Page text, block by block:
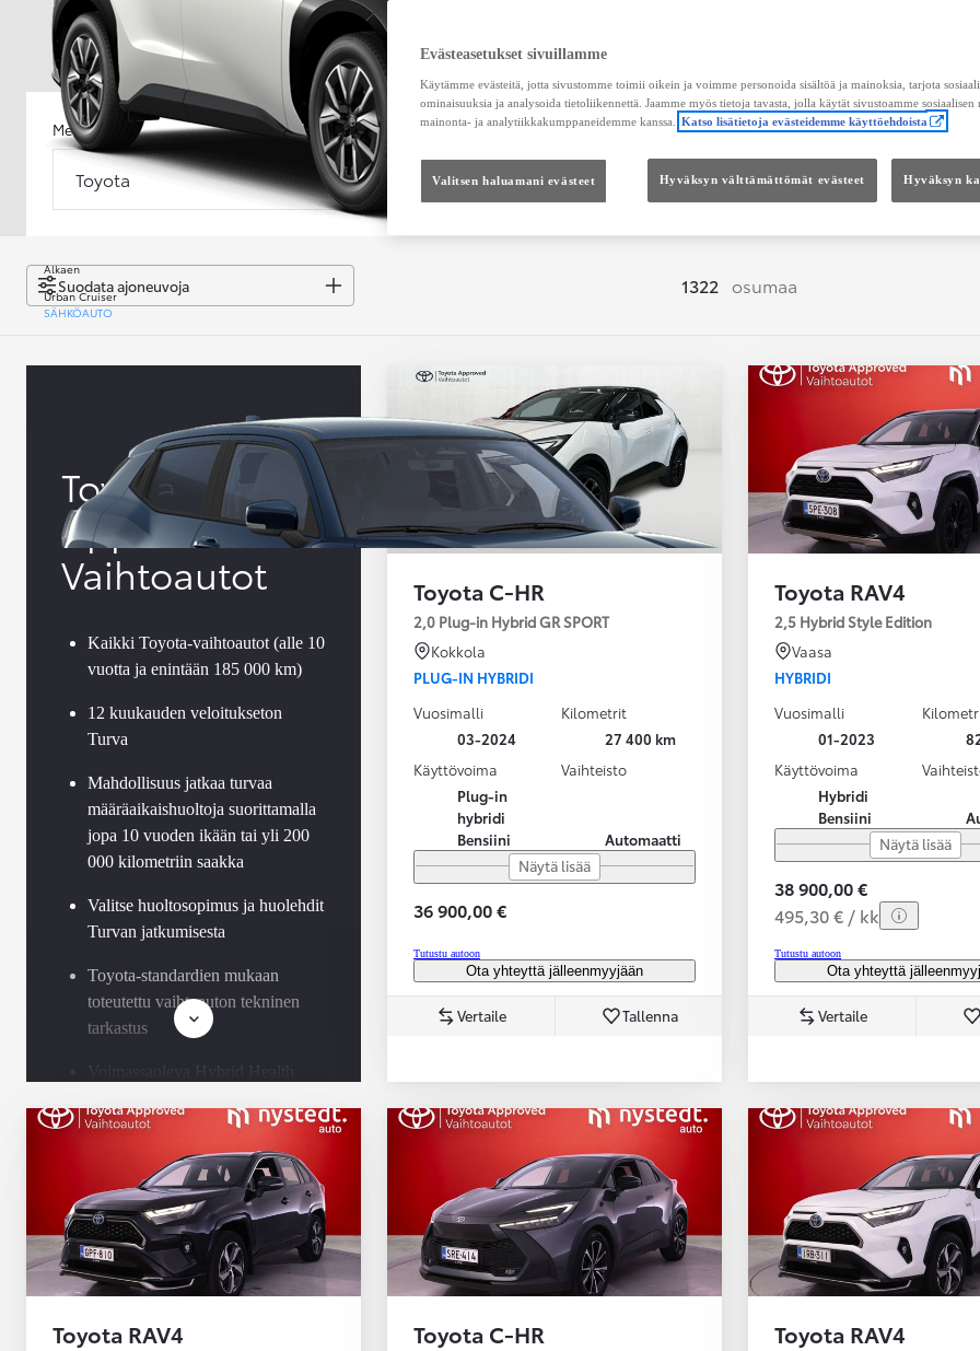
Alkaen
Urban Cruiser
SÄHKÖAUTO
Yaris Cross
Tulossa pian
Merkki
Toyota
Malli
Malli
Hinta
Kokonaishinta
Suodata ajoneuvoja 1322 osumaa
Toyota
Approved
Vaihtoautot
Kaikki Toyota-vaihtoautot (alle 10
vuotta ja enintään 185 000 km)
12 kuukauden veloitukseton
Turva
Mahdollisuus jatkaa turvaa
määräaikaishuoltoja suorittamalla
jopa 10 vuoden ikään tai yli 200
000 kilometriin saakka
Valitse huoltosopimus ja huolehdit
Turvan jatkumisesta
Toyota-standardien mukaan
toteutettu vaihtoauton tekninen
tarkastus
Voimassaoleva Hybrid Health
hybridissä
Saatavilla Easy Osamaksu -
rahoitus ja Toyota Vakuutus
Toyota C-HR
2,0 Plug-in Hybrid GR SPORT
Kokkola
PLUG-IN HYBRIDI
Vuosimalli
03-2024
Kilometrit
27 400 km
Käyttövoima
Plug-in
hybridi
Bensiini
Vaihteisto
Automaatti
Näytä lisää
36 900,00 €
Tutustu autoon
Ota yhteyttä jälleenmyyjään
Vertaile Tallenna
Toyota RAV4
2,5 Hybrid Style Edition
Vaasa
HYBRIDI
Vuosimalli
01-2023
Käyttövoima
Hybridi
Bensiini
Näytä lisää
38 900,00 €
495,30 € / kk
Tutustu autoon
Ota yhteyttä
Vertaile
Toyota RAV4 Toyota C-HR Toyota RAV4
Evästeasetukset sivuillamme
Käytämme evästeitä, jotta sivustomme toimii oikein ja voimme personoida sisältöä ja mainoksia, tarjota
ominaisuuksia ja analysoida tietoliikennettä. Jaamme myös tietoja tavasta, jolla käytät sivustoamme sosiaalisen
mainonta- ja analytiikkakumppaneidemme kanssa.
Katso lisätietoja evästeidemme käyttöehdoista
Valitsen haluamani evästeet Hyväksyn välttämättömät evästeet Hyväksyn